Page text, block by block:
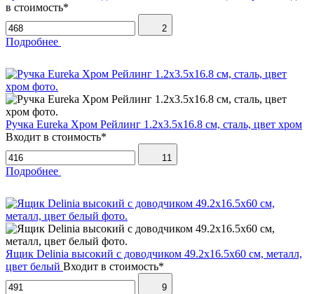
в стоимость*
2
Подробнее
Ручка Eureka Хром Рейлинг 1.2х3.5х16.8 см, сталь, цвет хром
Входит в стоимость*
11
Подробнее
Ящик Delinia высокий с доводчиком 49.2х16.5х60 см, металл,
цвет белый Входит в стоимость*
9